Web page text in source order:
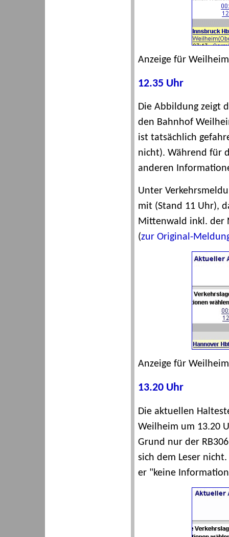
Anzeige für
12.35 Uhr
Die Abbildung zeigt
den Bahnhof
ist tatsächlich
nicht). Während für
anderen
Unter
mit (Stand 11 Uhr),
Mittenwald inkl. der
(zur Original-
Anzeige für
13.20 Uhr
Die aktuellen
Weilheim um 13.20
Grund nur der
sich dem Leser
er "keine